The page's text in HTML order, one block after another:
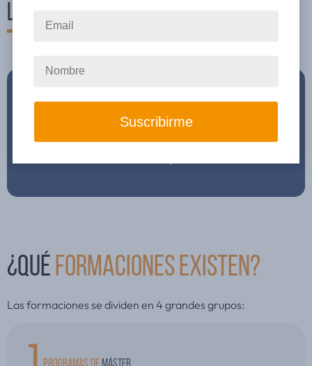
LA FORMACIÓN DE QRM INSTITUTE
posible de personas para conseguir una completa
transformación de las organizaciones actuales,
consiguiendo elevar el nivel de competividad de las
¿QUÉFORMACIONES EXISTEN?
Las formaciones se dividen en 4 grandes grupos:
1